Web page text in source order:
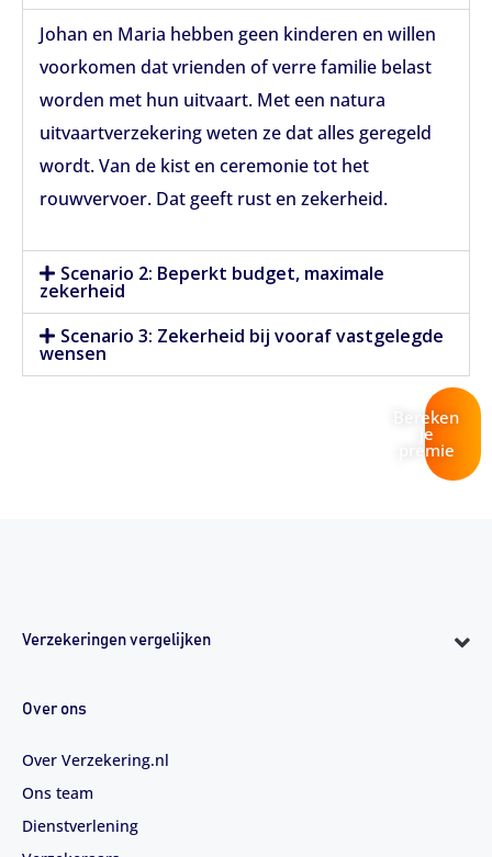
Johan en Maria hebben geen kinderen en willen
voorkomen dat vrienden of verre familie belast
worden met hun uitvaart. Met een natura
uitvaartverzekering weten ze dat alles geregeld
wordt. Van de kist en ceremonie tot het
rouwvervoer. Dat geeft rust en zekerheid.
Scenario 2: Beperkt budget, maximale
zekerheid
Scenario 3: Zekerheid bij vooraf vastgelegde
wensen
Bereken
je
premie
Verzekeringen vergelijken
Over ons
Over Verzekering.nl
Ons team
Dienstverlening